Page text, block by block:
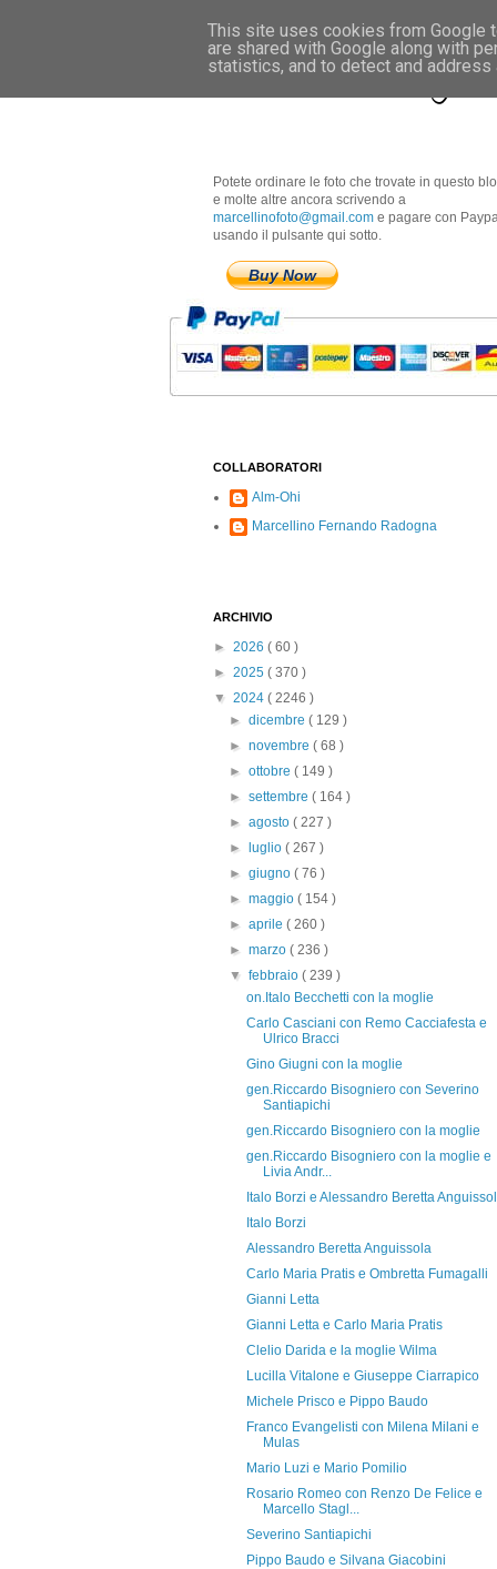
Marcellino
Potete ordinare le foto che trovate in questo
e molte altre ancora scrivendo a
marcellinofoto@gmail.com e pagare con
usando il pulsante qui sotto.
Buy Now
COLLABORATORI
Alm-Ohi
Marcellino Fernando Radogna
ARCHIVIO
► 2026 ( 60 )
► 2025 ( 370 )
▼ 2024 ( 2246 )
►dicembre( 129 )
►novembre( 68 )
►ottobre( 149 )
►settembre( 164 )
►agosto( 227 )
►
luglio( 267 )
►giugno( 76 )
►maggio( 154 )
►aprile( 260 )
►marzo( 236 )
▼febbraio( 239 )
on.Italo Becchetti con la moglie
Carlo Casciani con Remo Cacciafesta e
Ulrico Bracci
Gino Giugni con la moglie
gen.Riccardo Bisogniero con Severino
Santiapichi
gen.Riccardo Bisogniero con la moglie
gen.Riccardo Bisogniero con la moglie e
Livia Andr...
Italo Borzi e Alessandro Beretta
Italo Borzi
Alessandro Beretta Anguissola
Carlo Maria Pratis e Ombretta Fumagalli
Gianni Letta
Gianni Letta e Carlo Maria Pratis
Clelio Darida e la moglie Wilma
Lucilla Vitalone e Giuseppe Ciarrapico
Michele Prisco e Pippo Baudo
Franco Evangelisti con Milena Milani e
Mulas
Mario Luzi e Mario Pomilio
Rosario Romeo con Renzo De Felice e
Marcello Stagl...
Severino Santiapichi
Pippo Baudo e Silvana Giacobini
This site uses cookies from Google
are shared with Google along with
statistics, and to detect and address